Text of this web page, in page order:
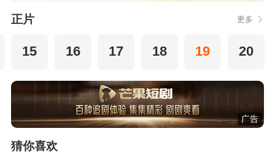
正片 更多
15 16 17 18 19 20
广告
猜你喜欢